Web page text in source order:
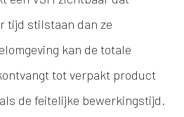
tijd stilstaan dan ze
kan de totale
tot verpakt product
de feitelijke bewerkingstijd.